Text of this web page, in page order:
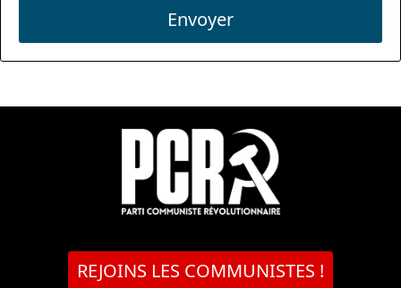
Envoyer
REJOINS LES COMMUNISTES !